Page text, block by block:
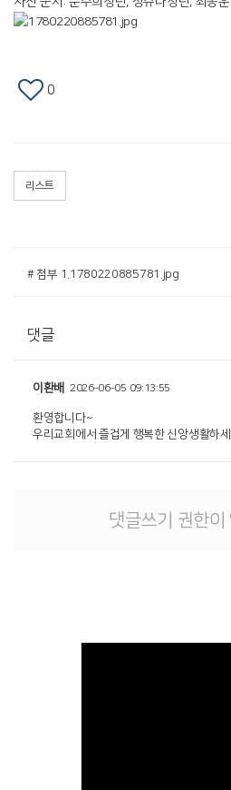
0
리스트
# 첨부 1.1780220885781.jpg
댓글
이환배 2026-06-05 09:13:55
환영합니다~
우리교회에서 즐겁게 행복한 신앙생활하
댓글쓰기 권한이